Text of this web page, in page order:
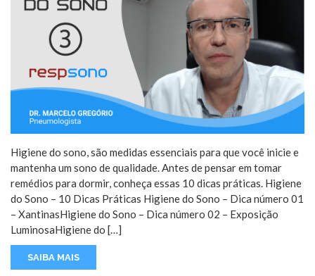
Higiene do sono, são medidas essenciais para que você inicie e
mantenha um sono de qualidade. Antes de pensar em tomar
remédios para dormir, conheça essas 10 dicas práticas. Higiene
do Sono – 10 Dicas Práticas Higiene do Sono – Dica número 01
– XantinasHigiene do Sono – Dica número 02 – Exposição
LuminosaHigiene do […]
SAIBA MAIS